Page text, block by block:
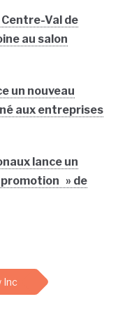
Val de
au salon
un nouveau
aux entreprises
lance un
» de
Inc